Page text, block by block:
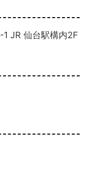
1 JR 仙台駅構内2F